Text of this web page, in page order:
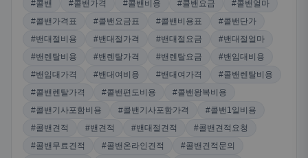
#콜밴 #콜밴가격 #콜밴비용 #콜밴요금
#콜밴얼마
#콜밴가격표
#콜밴요금표 #콜밴비용표
#콜밴단가
#밴대절비용
#밴대절가격 #밴대절요금
#밴대절얼마
#밴렌탈비용
#밴렌탈가격 #밴렌탈요금
#밴임대비용
#밴임대가격
#밴대여비용 #밴대여가격
#콜밴렌탈비용
#콜밴렌탈가격
#콜밴편도비용
#콜밴왕복비용
#콜밴기사포함비용
#콜밴기사포함가격
#콜밴1일비용
#콜밴견적
#밴견적 #밴대절견적
#콜밴견적요청
#콜밴무료견적
#콜밴온라인견적
#콜밴견적문의